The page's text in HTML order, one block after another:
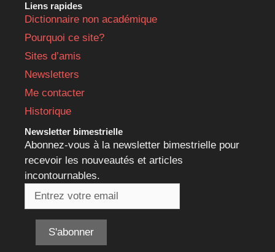
Liens rapides
Dictionnaire non académique
Pourquoi ce site?
Sites d’amis
Newsletters
Me contacter
Historique
Newsletter bimestrielle
Abonnez-vous à la newsletter bimestrielle pour
recevoir les nouveautés et articles
incontournables.